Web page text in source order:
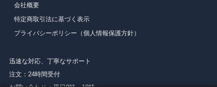
会社概要
特定商取引法に基づく表示
プライバシーポリシー（個人情報保護方針）
迅速な対応、丁寧なサポート
注文：24時間受付